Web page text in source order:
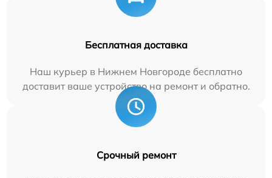
Бесплатная доставка
Наш курьер в Нижнем Новгороде бесплатно
доставит ваше устройство на ремонт и обратно.
Срочный ремонт